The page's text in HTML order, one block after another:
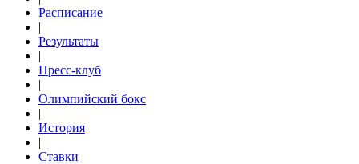
Расписание
|
Результаты
|
Пресс-клуб
|
Олимпийский бокс
|
История
|
Ставки